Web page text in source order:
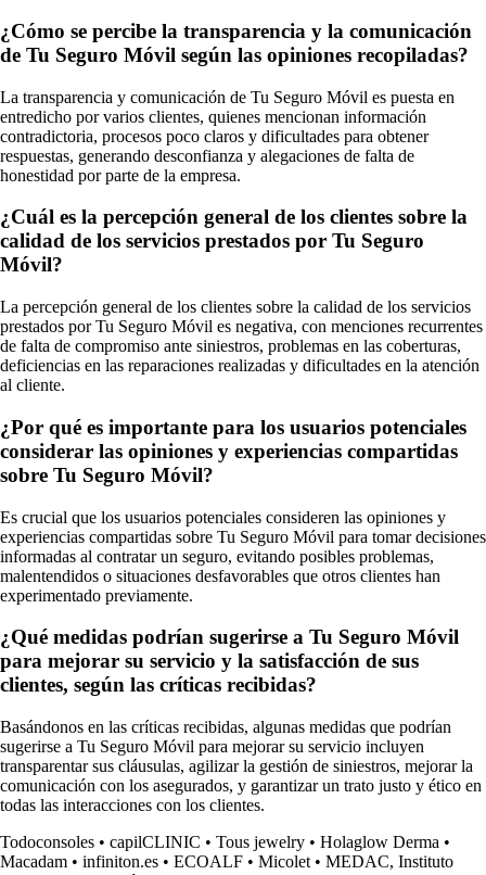
¿Cómo se percibe la transparencia y la comunicación
de Tu Seguro Móvil según las opiniones recopiladas?
La transparencia y comunicación de Tu Seguro Móvil es puesta en
entredicho por varios clientes, quienes mencionan información
contradictoria, procesos poco claros y dificultades para obtener
respuestas, generando desconfianza y alegaciones de falta de
honestidad por parte de la empresa.
¿Cuál es la percepción general de los clientes sobre la
calidad de los servicios prestados por Tu Seguro
Móvil?
La percepción general de los clientes sobre la calidad de los servicios
prestados por Tu Seguro Móvil es negativa, con menciones recurrentes
de falta de compromiso ante siniestros, problemas en las coberturas,
deficiencias en las reparaciones realizadas y dificultades en la atención
al cliente.
¿Por qué es importante para los usuarios potenciales
considerar las opiniones y experiencias compartidas
sobre Tu Seguro Móvil?
Es crucial que los usuarios potenciales consideren las opiniones y
experiencias compartidas sobre Tu Seguro Móvil para tomar decisiones
informadas al contratar un seguro, evitando posibles problemas,
malentendidos o situaciones desfavorables que otros clientes han
experimentado previamente.
¿Qué medidas podrían sugerirse a Tu Seguro Móvil
para mejorar su servicio y la satisfacción de sus
clientes, según las críticas recibidas?
Basándonos en las críticas recibidas, algunas medidas que podrían
sugerirse a Tu Seguro Móvil para mejorar su servicio incluyen
transparentar sus cláusulas, agilizar la gestión de siniestros, mejorar la
comunicación con los asegurados, y garantizar un trato justo y ético en
todas las interacciones con los clientes.
Todoconsoles • capilCLINIC • Tous jewelry • Holaglow Derma •
Macadam • infiniton.es • ECOALF • Micolet • MEDAC, Instituto